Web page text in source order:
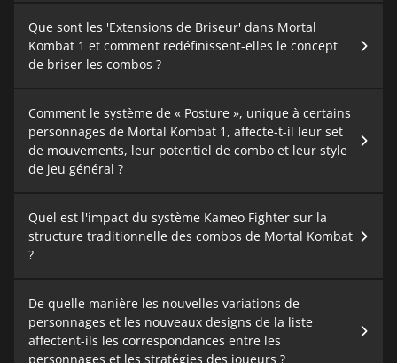
Que sont les 'Extensions de Briseur' dans Mortal
Kombat 1 et comment redéfinissent-elles le concept
de briser les combos ?
Comment le système de « Posture », unique à certains
personnages de Mortal Kombat 1, affecte-t-il leur set
de mouvements, leur potentiel de combo et leur style
de jeu général ?
Quel est l'impact du système Kameo Fighter sur la
structure traditionnelle des combos de Mortal Kombat
?
De quelle manière les nouvelles variations de
personnages et les nouveaux designs de la liste
affectent-ils les correspondances entre les
personnages et les stratégies des joueurs ?